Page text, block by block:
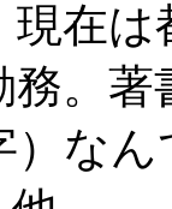
現在
務。
）な